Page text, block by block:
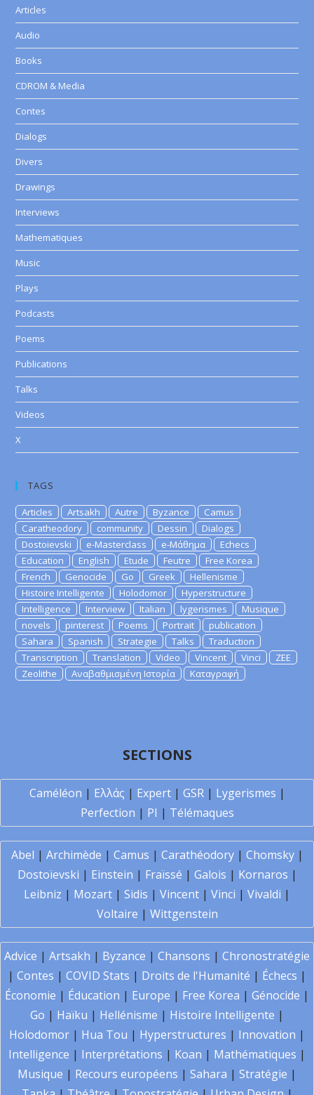
Articles
Audio
Books
CDROM & Media
Contes
Dialogs
Divers
Drawings
Interviews
Mathematiques
Music
Plays
Podcasts
Poems
Publications
Talks
Videos
X
TAGS
Articles Artsakh Autre Byzance
Camus
Caratheodory
community Dessin
Dialogs
Dostoievski
e-Masterclass e-Μάθημα
Echecs
Education
English Etude Feutre
Free Korea
French
Genocide Go Greek
Hellenisme
Histoire Intelligente
Holodomor
Hyperstructure
Intelligence
Interview Italian lygerismes
Musique
novels
pinterest Poems Portrait
publication
Sahara
Spanish Strategie Talks
Traduction
Transcription
Translation Video Vincent Vinci
ZEE
Zeolithe
Αναβαθμισμένη Ιστορία Καταγραφή
SECTIONS
Caméléon | Ελλάς | Expert| GSR| Lygerismes |
Perfection | PI | Télémaques
Abel | Archimède | Camus | Carathéodory| Chomsky|
Dostoïevski | Einstein | Fraïssé | Galois | Kornaros |
Leibniz | Mozart | Sidis | Vincent | Vinci | Vivaldi |
Voltaire | Wittgenstein
Advice | Artsakh | Byzance | Chansons | Chronostratégie
| Contes | COVID Stats | Droits de l'Humanité | Échecs |
Économie | Éducation | Europe | Free Korea | Génocide |
Go | Haïku | Hellénisme | Histoire Intelligente |
Holodomor | Hua Tou | Hyperstructures | Innovation |
Intelligence | Interprétations | Koan | Mathématiques |
Musique | Recours européens | Sahara | Stratégie |